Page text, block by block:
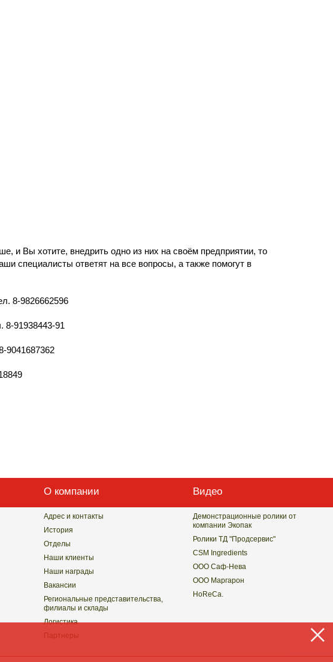
и Вы хотите, внедрить одно из них на своём предприятии, то
специалисты ответят на все вопросы, а также помогут в
8-9826662596
8-91938443-91
9041687362
О компании Видео
Адрес и контакты
История
Отделы
Наши клиенты
Наши награды
Вакансии
Региональные представительства,
филиалы и склады
Логистика
Партнеры
Демонстрационные ролики от
компании Экопак
Ролики ТД "Продсервис"
CSM Ingredients
ООО Саф-Нева
ООО Маргарон
HoReCa.